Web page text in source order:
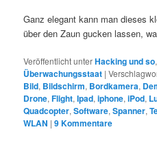
Ganz elegant kann man dieses
über den Zaun gucken lassen,
Veröffentlicht unterHacking und so
Überwachungsstaat |
Bild, Bildschirm, Bordkamera,
Drone,Flight,Ipad,iphone,iPod,
Quadcopter,Software,Spanner,
WLAN |9Kommentare